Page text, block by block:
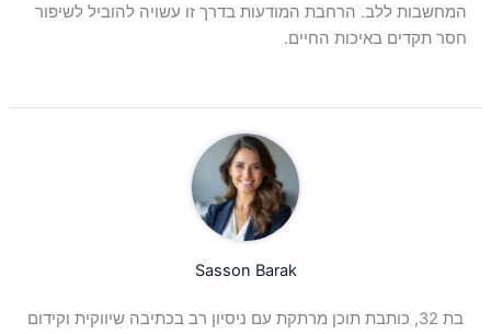
המחשבות ללב. הרחבת המודעות בדרך זו עשויה להוביל לשיפור
חסר תקדים באיכות החיים.
Sasson Barak
בת 32, כותבת תוכן מרתקת עם ניסיון רב בכתיבה שיווקית וקידום